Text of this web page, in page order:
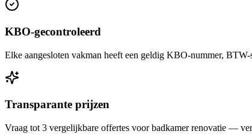
KBO-gecontroleerd
Elke aangesloten vakman heeft een geldig KBO-nummer,
Transparante prijzen
Vraag tot 3 vergelijkbare offertes voor badkamer renovatie —